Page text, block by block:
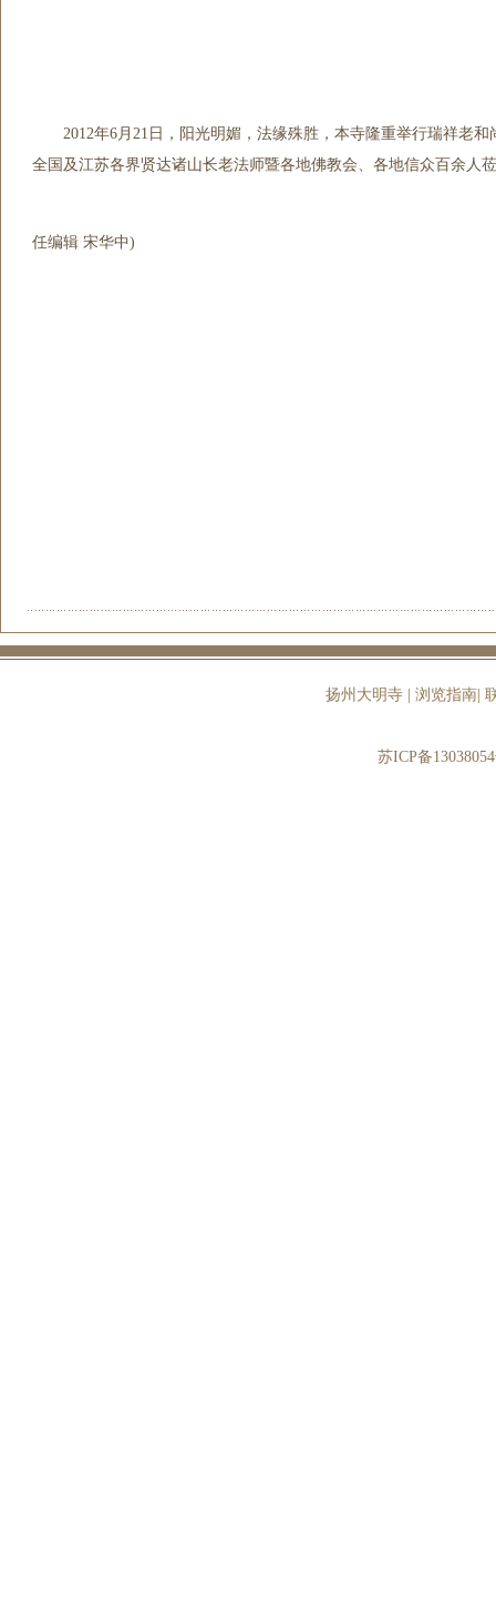
2012年6月21日，阳光明媚，法缘殊胜，本寺隆重举行瑞祥老和
全国及江苏各界贤达诸山长老法师暨各地佛教会、各地信众百余人
任编辑 宋华中)
扬州大明寺 浏览指南
苏ICP备